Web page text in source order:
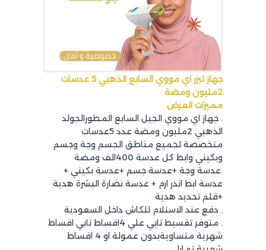
جهاز ليزر اي مووي السابع الذهبي 5 عدسات
2مليون ومضة
مميزات العرض
. جهاز اي مووي الجيل السابع المطورالجولد
الذهبي 2ملبون ومضة عدد 5عدسات
متخصصة لجميع مناطق الجسم وجة وجسم
وبكيني وابط كل عدسة 400الف ومضة
.عدسة وجة +عدسة جسم +عدسة بكيني +
عدسة ابط اندر ارم + عدسة نضارة البشرة هدية
+قلم تحديد هدية
. دفع عند الاستلام للكاش داخل السعودية
. متوفر تقسيط تابي علي 4اقساط تابي اقساط
شهرية متساويةبدون عمولة او 4 اقساط